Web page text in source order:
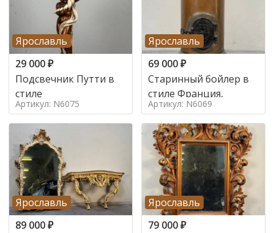
Ярославль
29 000₽
Подсвечник Путти в
стиле
Артикул: N6075
Ярославль
69 000₽
Старинный бойлер в
стиле Франция,
Артикул: N6069
Ярославль
89 000₽
Ярославль
79 000₽